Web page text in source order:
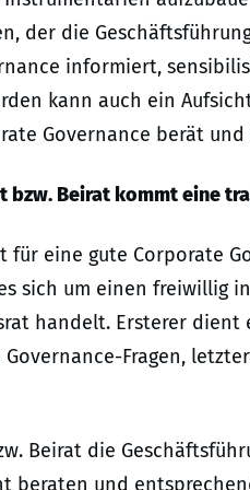
der die
informiert,
kann auch ein
Governance berät und
bzw. Beirat kommt eine
für eine gute Corporate
sich um einen freiwillig
handelt. Ersterer dient
Fragen,
Beirat die
beraten und